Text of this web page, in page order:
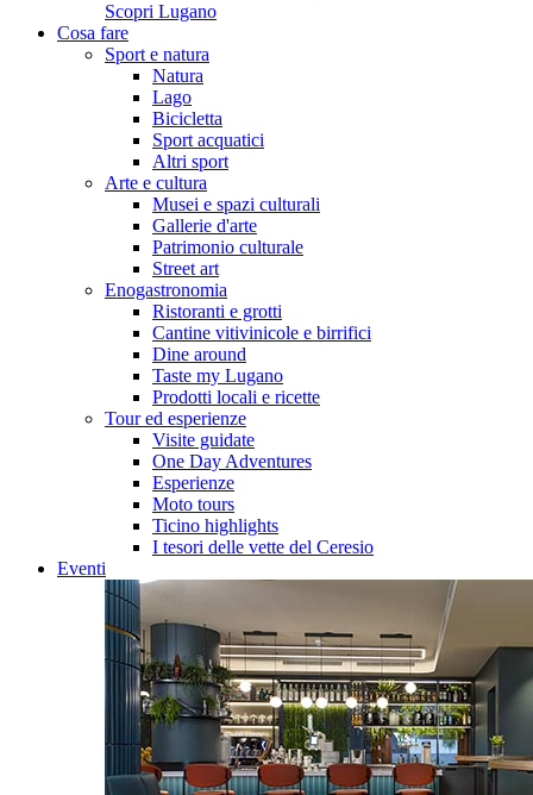
Scopri Lugano
Cosa fare
Sport e natura
Natura
Lago
Bicicletta
Sport acquatici
Altri sport
Arte e cultura
Musei e spazi culturali
Gallerie d'arte
Patrimonio culturale
Street art
Enogastronomia
Ristoranti e grotti
Cantine vitivinicole e birrifici
Dine around
Taste my Lugano
Prodotti locali e ricette
Tour ed esperienze
Visite guidate
One Day Adventures
Esperienze
Moto tours
Ticino highlights
I tesori delle vette del Ceresio
Eventi